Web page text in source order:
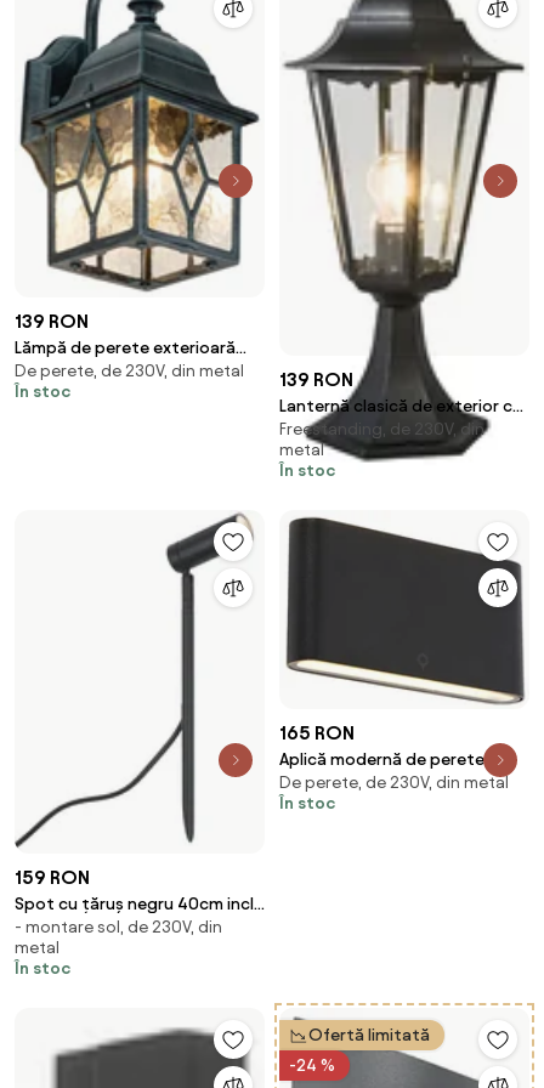
139 RON
Lămpă de perete exterioară
romantică verde închis - Londra
De perete, de 230V, din metal
În stoc
139 RON
Lanternă clasică de exterior cu
bază neagră IP44 - New Orleans
Freestanding, de 230V, din
metal
În stoc
159 RON
Spot cu țăruș negru 40cm incl.
LED reglabil IP65 incl. cablu și
ștecher - Carl
- montare sol, de 230V, din
metal
În stoc
165 RON
Aplică modernă de perete
exterioară neagră 17,5 cm cu
LED inclus IP65 - Batt
De perete, de 230V, din metal
În stoc
Ofertă limitată
-24 %